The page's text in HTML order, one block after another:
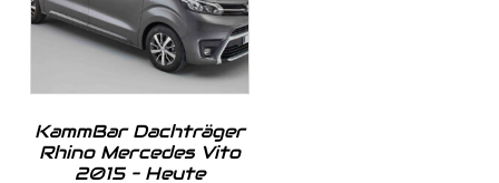
Ø Fensterloser Laderaum = Im Laderaum sind keine
Fenster vorhanden
Ø Fenster im Laderaum = Es sind Fenster in der
Schiebtür(en) und in der Heckklappe / Hecktüren, diese
KammBar Dachträger
Rhino Mercedes Vito
2015 – Heute